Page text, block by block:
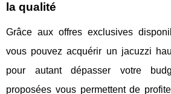
la qualité
Grâce aux offres exclusives
vous pouvez acquérir un jacuzzi
pour autant dépasser votre
proposées vous permettent de